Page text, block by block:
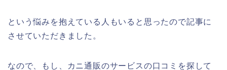
という悩みを抱えている人もいると思ったので記事に
させていただきました。
なので、もし、カニ通販のサービスの口コミを探して